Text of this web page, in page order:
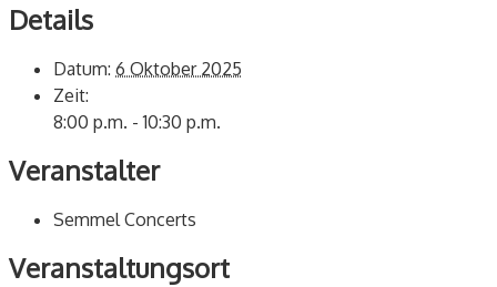
Details
Datum: 6 Oktober 2025
Zeit:
8:00 p.m. - 10:30 p.m.
Veranstalter
Semmel Concerts
Veranstaltungsort